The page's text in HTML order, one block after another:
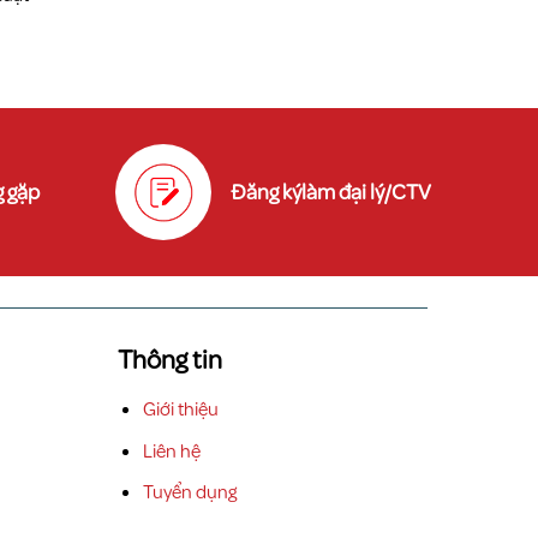
gặp Đăng kýlàm đại lý/CTV
Thông tin
Giới thiệu
Liên hệ
Tuyển dụng